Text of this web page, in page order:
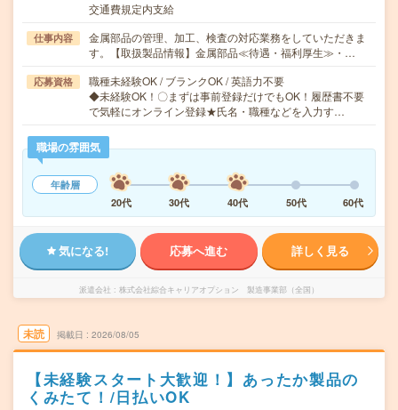
交通費規定内支給
仕事内容
金属部品の管理、加工、検査の対応業務をしていただきま
す。【取扱製品情報】金属部品≪待遇・福利厚生≫・…
応募資格
職種未経験OK / ブランクOK / 英語力不要
◆未経験OK！〇まずは事前登録だけでもOK！履歴書不要
で気軽にオンライン登録★氏名・職種などを入力す…
職場の雰囲気
年齢層
20代
30代 40代 50代 60代
気になる! 応募へ進む 詳しく見る
派遣会社 株式会社綜合キャリアオプション 製造事業部（全国）
未読 掲載日 2026/08/05
【未経験スタート大歓迎！】あったか製品の
くみたて！/日払いOK